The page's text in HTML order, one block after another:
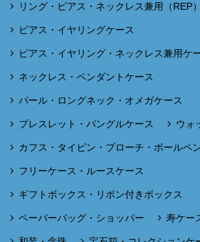
リング・ピアス・ネックレス兼用（REP
ピアス・イヤリングケース
ピアス・イヤリング・ネックレス兼用ケ
ネックレス・ペンダントケース
パール・ロングネック・オメガケース
ブレスレット・バングルケース ウォ
カフス・タイピン・ブローチ・ボールペ
フリーケース・ルースケース
ギフトボックス・リボン付きボックス
ペーパーバッグ・ショッパー 寿ケー